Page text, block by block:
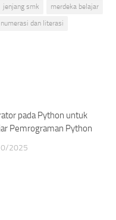
jenjang smk
merdeka belajar
numerasi dan literasi
pada Python untuk
Pemrograman Python
2025